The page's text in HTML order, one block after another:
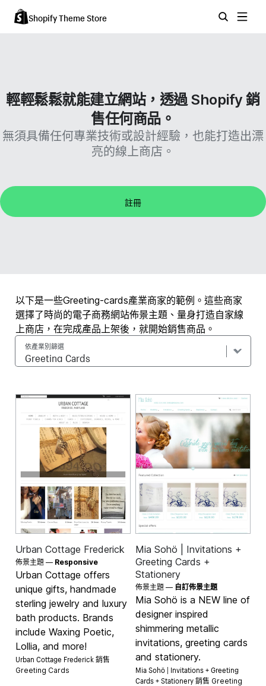
Shopify Theme Store
輕輕鬆鬆就能建立網站，透過 Shopify 銷
售任何商品。
無須具備任何專業技術或設計經驗，也能打造出漂
亮的線上商店。
註冊
以下是一些Greeting-cards產業商家的範例。這些商家
選擇了時尚的電子商務網站佈景主題、量身打造自家線
上商店，在完成產品上架後，就開始銷售商品。
依產業別篩選
Urban Cottage Frederick
佈景主題 — Responsive
Urban Cottage offers
unique gifts, handmade
sterling jewelry and luxury
bath products. Brands
include Waxing Poetic,
Lollia, and more!
Urban Cottage Frederick 銷售
Greeting Cards
Mia Sohö | Invitations +
Greeting Cards +
Stationery
佈景主題 — 自訂佈景主題
Mia Sohö is a NEW line of
designer inspired
shimmering metallic
invitations, greeting cards
and stationery.
Mia Sohö | Invitations + Greeting
Cards + Stationery 銷售 Greeting